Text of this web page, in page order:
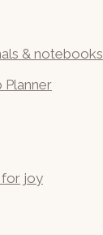
& notebooks
Planner
for joy